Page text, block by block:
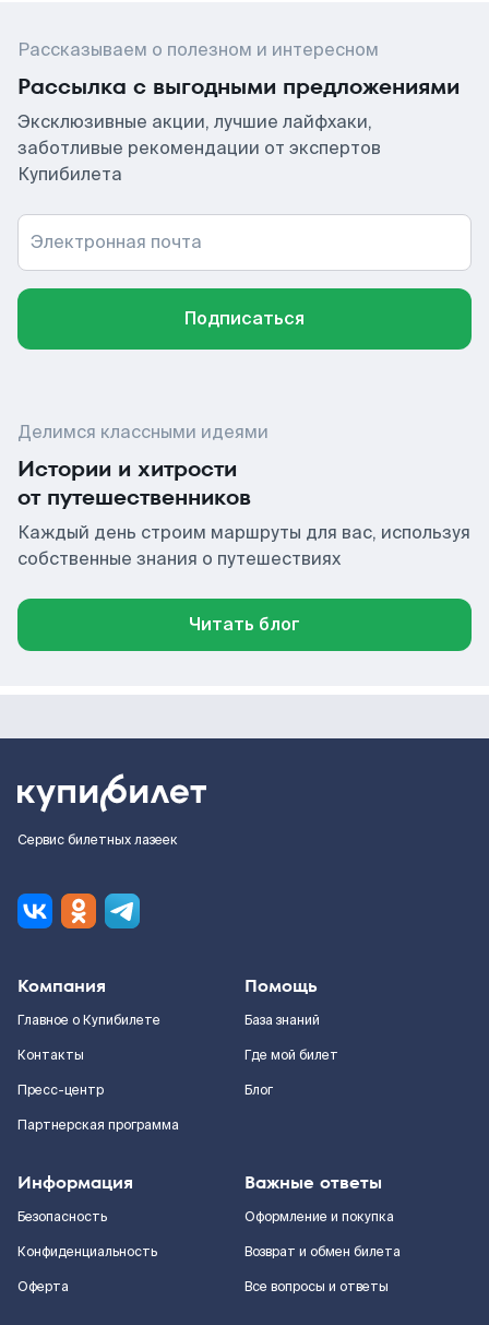
Рассказываем о полезном и интересном
Рассылка с выгодными предложениями
Эксклюзивные акции, лучшие лайфхаки,
заботливые рекомендации от экспертов
Купибилета
Электронная почта
Подписаться
Делимся классными идеями
Истории и хитрости
от путешественников
Каждый день строим маршруты для вас, используя
собственные знания о путешествиях
Читать блог
Сервис билетных лазеек
Компания
Главное о Купибилете
Контакты
Пресс-центр
Партнерская программа
Помощь
База знаний
Где мой билет
Блог
Информация
Безопасность
Конфиденциальность
Оферта
Важные ответы
Оформление и покупка
Возврат и обмен билета
Все вопросы и ответы